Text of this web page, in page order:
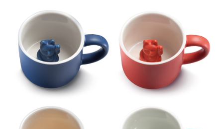
恩沛科技股份有限公司將有權停止該用戶之使用額度並採取法律行動。